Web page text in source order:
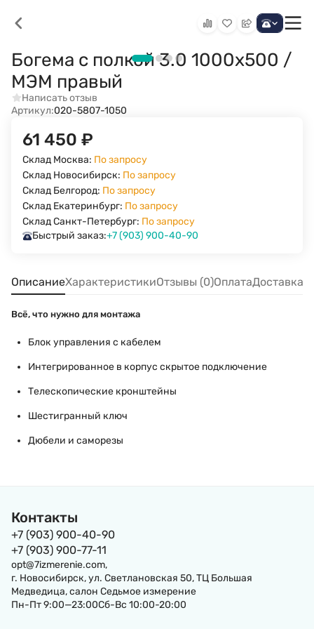
Богема с полкой 3.0 1000х500 /
МЭМ правый
Написать отзыв
Артикул:020-5807-1050
61 450 ₽
Склад Москва: По запросу
Склад Новосибирск: По запросу
Склад Белгород: По запросу
Склад Екатеринбург: По запросу
Склад Санкт-Петербург: По запросу
Быстрый заказ:+7 (903) 900-40-90
ОписаниеХарактеристикиОтзывы (0)ОплатаДоставка
Всё, что нужно для монтажа
Блок управления с кабелем
Интегрированное в корпус скрытое подключение
Телескопические кронштейны
Шестигранный ключ
Дюбели и саморезы
Контакты
+7 (903) 900-40-90
+7 (903) 900-77-11
opt@7izmerenie.com,
г. Новосибирск, ул. Светлановская 50, ТЦ Большая
Медведица, салон Седьмое измерение
Пн-Пт 9:00—23:00Сб-Вс 10:00-20:00